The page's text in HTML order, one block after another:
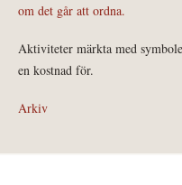
om det går att ordna.
Aktiviteter märkta med
en kostnad för.
Arkiv